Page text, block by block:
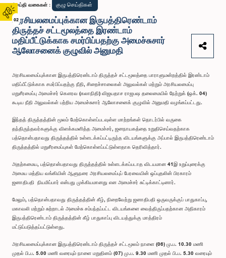
02
செய்தி வகைகள் : குழு செய்திகள்
அரசியலமைப்புக்கான இருபத்திரெண்டாம்
திருத்தச் சட்டமூலத்தை இரண்டாம்
மதிப்பீட்டுக்காக சமர்பிப்பதற்கு அமைச்சுசார்
ஆலோசனைக் குழுவில் அனுமதி
அரசியலமைப்புக்கான இருபத்திரெண்டாம் திருத்தச் சட்டமூலத்தை பாராளுமன்றத்தில் இரண்டாம்
மதிப்பீட்டுக்காக சமர்பிப்பதற்கு நீதி, சிறைச்சாலைகள் அலுவல்கள் மற்றும் அரசியலமைப்பு
மறுசீரமைப்பு அமைச்சர் கௌரவ (கலாநிதி) விஜயதாச ராஜபஷ தலைமையில் நேற்றுக் (ஒக். 04)
கூடிய நீதி அலுவல்கள் பற்றிய அமைச்சுசார் ஆலோசனைக் குழுவில் அனுமதி வழங்கப்பட்டது.
இந்தத் திருத்தத்தின் மூலம் மேற்கொள்ளப்படவுள்ள மாற்றங்கள் தொடர்பில் வருகை
தந்திருந்தவர்களுக்கு விளக்கமளித்த அமைச்சர், ஜனநாயகத்தை உறுதிசெய்வதற்காக
பத்தொன்பதாவது திருத்தத்தில் உள்ளடக்கப்பட்டிருந்த விடயங்களுக்கு அப்பால் இருபத்திரெண்டாம்
திருத்தத்தில் மறுசீரமைப்புகள் மேற்கொள்ளப்பட்டுள்ளதாக தெரிவித்தார்.
அதற்கமைய, பத்தொன்பதாவது திருத்தத்தில் உள்ளடக்கப்படாத விடயமான 41இ உறுப்புரைக்கு
அமைய மத்திய வங்கியின் ஆளுநரை அரசியலமைப்புப் பேரவையின் ஒப்புதலின் பிரகாரம்
ஜனாதிபதி நியமிப்பார் என்பது முக்கியமானது என அமைச்சர் சுட்டிக்காட்டினார்.
மேலும், பத்தொன்பதாவது திருத்தத்தின் கீழ், நிறைவேற்று ஜனாதிபதி ஒருவருக்குப் பாதுகாப்பு,
மகாவலி மற்றும் சுற்றாடல் அமைச்சு சம்பந்தப்பட்ட விடயங்களை வைத்திருப்பதற்கான அதிகாரம்
இருபத்திரெண்டாம் திருத்தத்தின் கீழ் பாதுகாப்பு விடயத்துக்கு மாத்திரம்
மட்டுப்படுத்தப்பட்டுள்ளது.
அரசியலமைப்புக்கான இருபத்திரெண்டாம் திருத்தச் சட்டமூலம் நாளை (06) மு.ப. 10.30 மணி
முதல் பி.ப. 5.00 மணி வரையும் நாளை மறுதினம் (07) மு.ப. 9.30 மணி முதல் பி.ப. 5.30 வரையும்